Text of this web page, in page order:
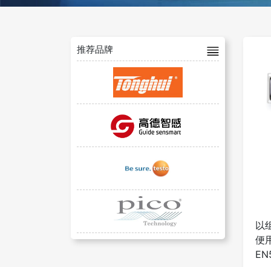
推荐品牌
以
便